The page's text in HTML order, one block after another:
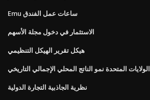
Emu ساعات عمل الفندق
الاستثمار في دخول مجلة الأسهم
هيكل تقرير الهيكل التنظيمي
الولايات المتحدة نمو الناتج المحلي الإجمالي التاريخي
نظرية الجاذبية التجارة الدولية